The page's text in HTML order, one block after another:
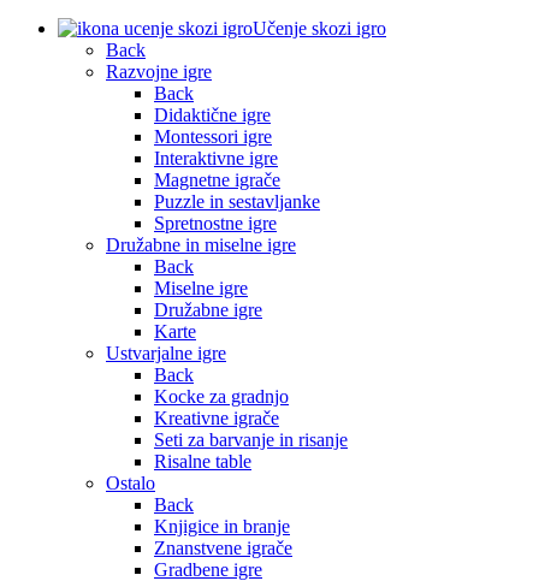
Učenje skozi igro
Back
Razvojne igre
Back
Didaktične igre
Montessori igre
Interaktivne igre
Magnetne igrače
Puzzle in sestavljanke
Spretnostne igre
Družabne in miselne igre
Back
Miselne igre
Družabne igre
Karte
Ustvarjalne igre
Back
Kocke za gradnjo
Kreativne igrače
Seti za barvanje in risanje
Risalne table
Ostalo
Back
Knjigice in branje
Znanstvene igrače
Gradbene igre